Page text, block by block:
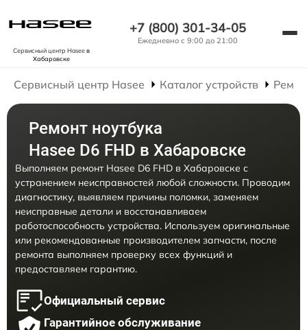
Сервисный центр Haseeв
Хабаровске
+7 (800) 301-34-05
Ежедневно с 9:00 до 21:00
Сервисный центр Hasee Каталог устройств
Ремонт ноутбука
Hasee D6 FHD в Хабаровске
Выполняем ремонт Hasee D6 FHD в Хабаровске с
устранением неисправностей любой сложности. Проводим
диагностику, выявляем причины поломки, заменяем
неисправные детали и восстанавливаем
работоспособность устройства. Используем оригинальные
или рекомендованные производителем запчасти, после
ремонта выполняем проверку всех функций и
предоставляем гарантию.
Официальный сервис
Гарантийное обслуживание